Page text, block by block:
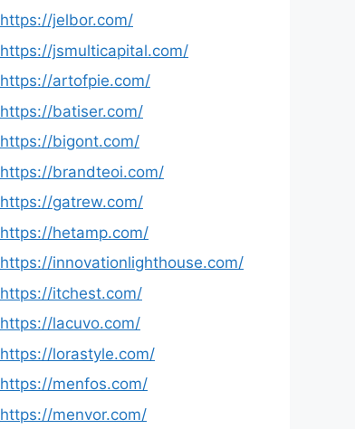
https://jelbor.com/
https://jsmulticapital.com/
https://artofpie.com/
https://batiser.com/
https://bigont.com/
https://brandteoi.com/
https://gatrew.com/
https://hetamp.com/
https://innovationlighthouse.com/
https://itchest.com/
https://lacuvo.com/
https://lorastyle.com/
https://menfos.com/
https://menvor.com/